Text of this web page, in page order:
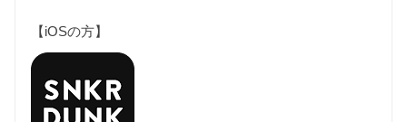
【iOSの方】